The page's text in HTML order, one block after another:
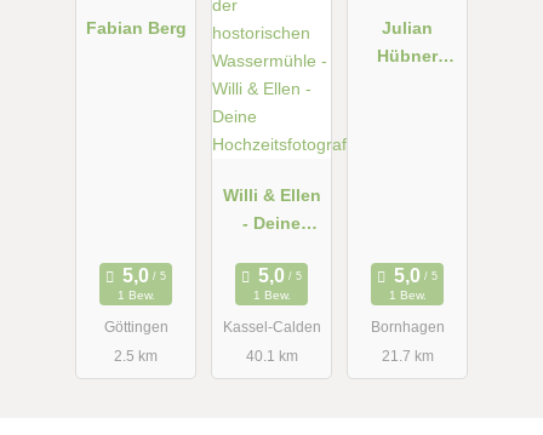
Fabian Berg
1 Bew.
Göttingen
2.5 km
Willi & Ellen
- Deine
ografen!
1 Bew.
Kassel-Calden
40.1 km
Julian
Hübner
1 Bew.
Bornhagen
21.7 km